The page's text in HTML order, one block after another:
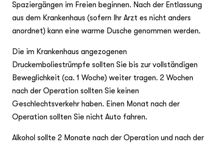
Spaziergängen im Freien beginnen. Nach der Entlassung
aus dem Krankenhaus (sofern Ihr Arzt es nicht anders
anordnet) kann eine warme Dusche genommen werden.
Die im Krankenhaus angezogenen
Druckemboliestrümpfe sollten Sie bis zur vollständigen
Beweglichkeit (ca. 1 Woche) weiter tragen. 2 Wochen
nach der Operation sollten Sie keinen
Geschlechtsverkehr haben. Einen Monat nach der
Operation sollten Sie nicht Auto fahren.
Alkohol sollte 2 Monate nach der Operation und nach der